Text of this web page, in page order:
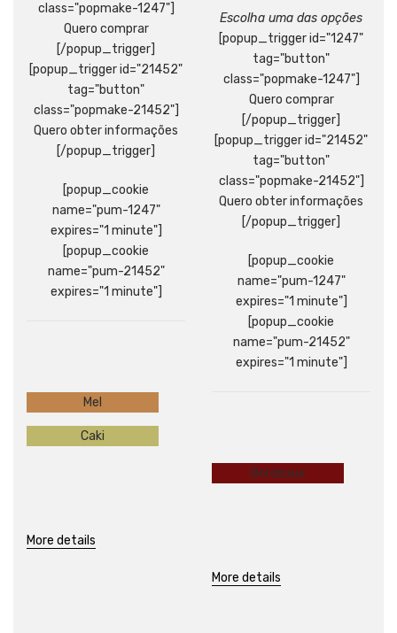
class="popmake-1247"]
Quero comprar
[/popup_trigger]
[popup_trigger id="21452"
tag="button"
class="popmake-21452"]
Quero obter informações
[/popup_trigger]
[popup_cookie
name="pum-1247"
expires="1 minute"]
[popup_cookie
name="pum-21452"
expires="1 minute"]
Mel
Caki
More details
Escolha uma das opções
[popup_trigger id="1247"
tag="button"
class="popmake-1247"]
Quero comprar
[/popup_trigger]
[popup_trigger id="21452"
tag="button"
class="popmake-21452"]
Quero obter informações
[/popup_trigger]
[popup_cookie
name="pum-1247"
expires="1 minute"]
[popup_cookie
name="pum-21452"
expires="1 minute"]
Bordeaux
More details